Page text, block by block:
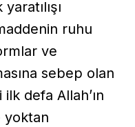
ruhu
ve
sebep olan
defa Allah’ın
yoktan